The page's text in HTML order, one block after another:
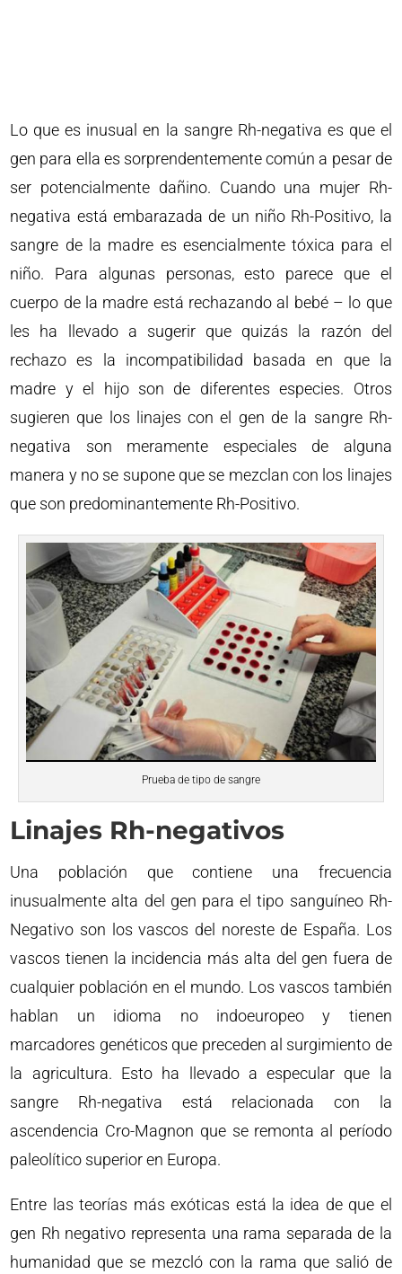
Lo que es inusual en la sangre Rh-negativa es que el
gen para ella es sorprendentemente común a pesar de
ser potencialmente dañino. Cuando una mujer Rh-
negativa está embarazada de un niño Rh-Positivo, la
sangre de la madre es esencialmente tóxica para el
niño. Para algunas personas, esto parece que el
cuerpo de la madre está rechazando al bebé – lo que
les ha llevado a sugerir que quizás la razón del
rechazo es la incompatibilidad basada en que la
madre y el hijo son de diferentes especies. Otros
sugieren que los linajes con el gen de la sangre Rh-
negativa son meramente especiales de alguna
manera y no se supone que se mezclan con los linajes
que son predominantemente Rh-Positivo.
Prueba de tipo de sangre
Linajes Rh-negativos
Una población que contiene una frecuencia
inusualmente alta del gen para el tipo sanguíneo Rh-
Negativo son los vascos del noreste de España. Los
vascos tienen la incidencia más alta del gen fuera de
cualquier población en el mundo. Los vascos también
hablan un idioma no indoeuropeo y tienen
marcadores genéticos que preceden al surgimiento de
la agricultura. Esto ha llevado a especular que la
sangre Rh-negativa está relacionada con la
ascendencia Cro-Magnon que se remonta al período
paleolítico superior en Europa.
Entre las teorías más exóticas está la idea de que el
gen Rh negativo representa una rama separada de la
humanidad que se mezcló con la rama que salió de